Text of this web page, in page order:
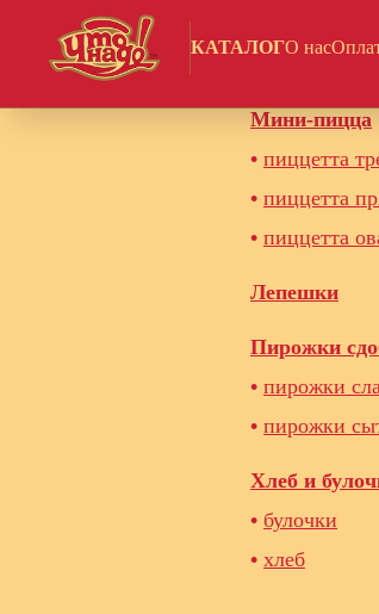
КАТАЛОГО нас
Мини-пицца
• пиццетта
• пиццетта
• пиццетта
Лепешки
Пирожки
• пирожки
• пирожки
Хлеб и
• булочки
• хлеб